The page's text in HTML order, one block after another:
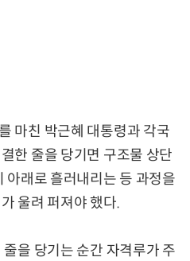
마친 박근혜 대통령과 각국
한 줄을 당기면 구조물 상단
아래로 흘러내리는 등 과정을
울려 퍼져야 했다.
을 당기는 순간 자격루가 주